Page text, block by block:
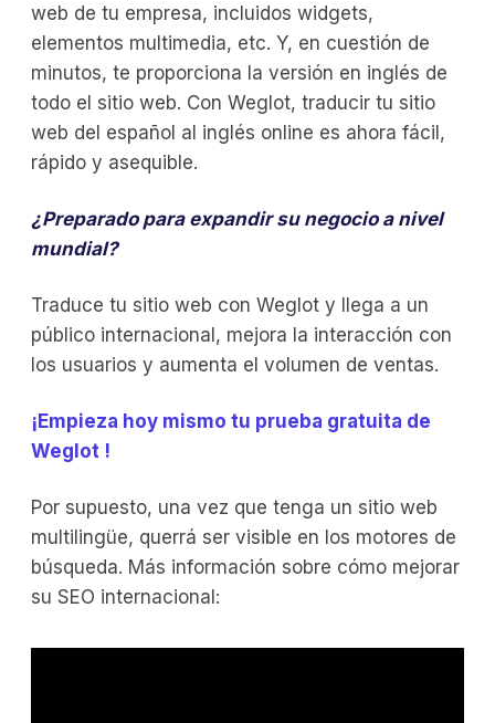
web de tu empresa, incluidos widgets,
elementos multimedia, etc. Y, en cuestión de
minutos, te proporciona la versión en inglés de
todo el sitio web. Con Weglot, traducir tu sitio
web del español al inglés online es ahora fácil,
rápido y asequible.
¿Preparado para expandir su negocio a nivel
mundial?
Traduce tu sitio web con Weglot y llega a un
público internacional, mejora la interacción con
los usuarios y aumenta el volumen de ventas.
¡Empieza hoy mismo tu prueba gratuita de
Weglot !
Por supuesto, una vez que tenga un sitio web
multilingüe, querrá ser visible en los motores de
búsqueda. Más información sobre cómo mejorar
su SEO internacional: